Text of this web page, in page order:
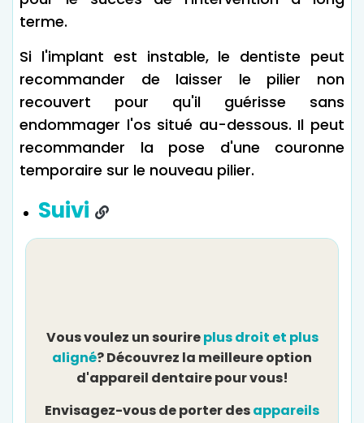
terme.
Si l'implant est instable, le dentiste peut
recommander de laisser le pilier non
recouvert pour qu'il guérisse sans
endommager l'os situé au-dessous. Il peut
recommander la pose d'une couronne
temporaire sur le nouveau pilier.
Suivi
Vous voulez un sourireplus droit et plus
aligné? Découvrez la meilleure option
d'appareil dentaire pour vous!
Envisagez-vous de porter desappareils